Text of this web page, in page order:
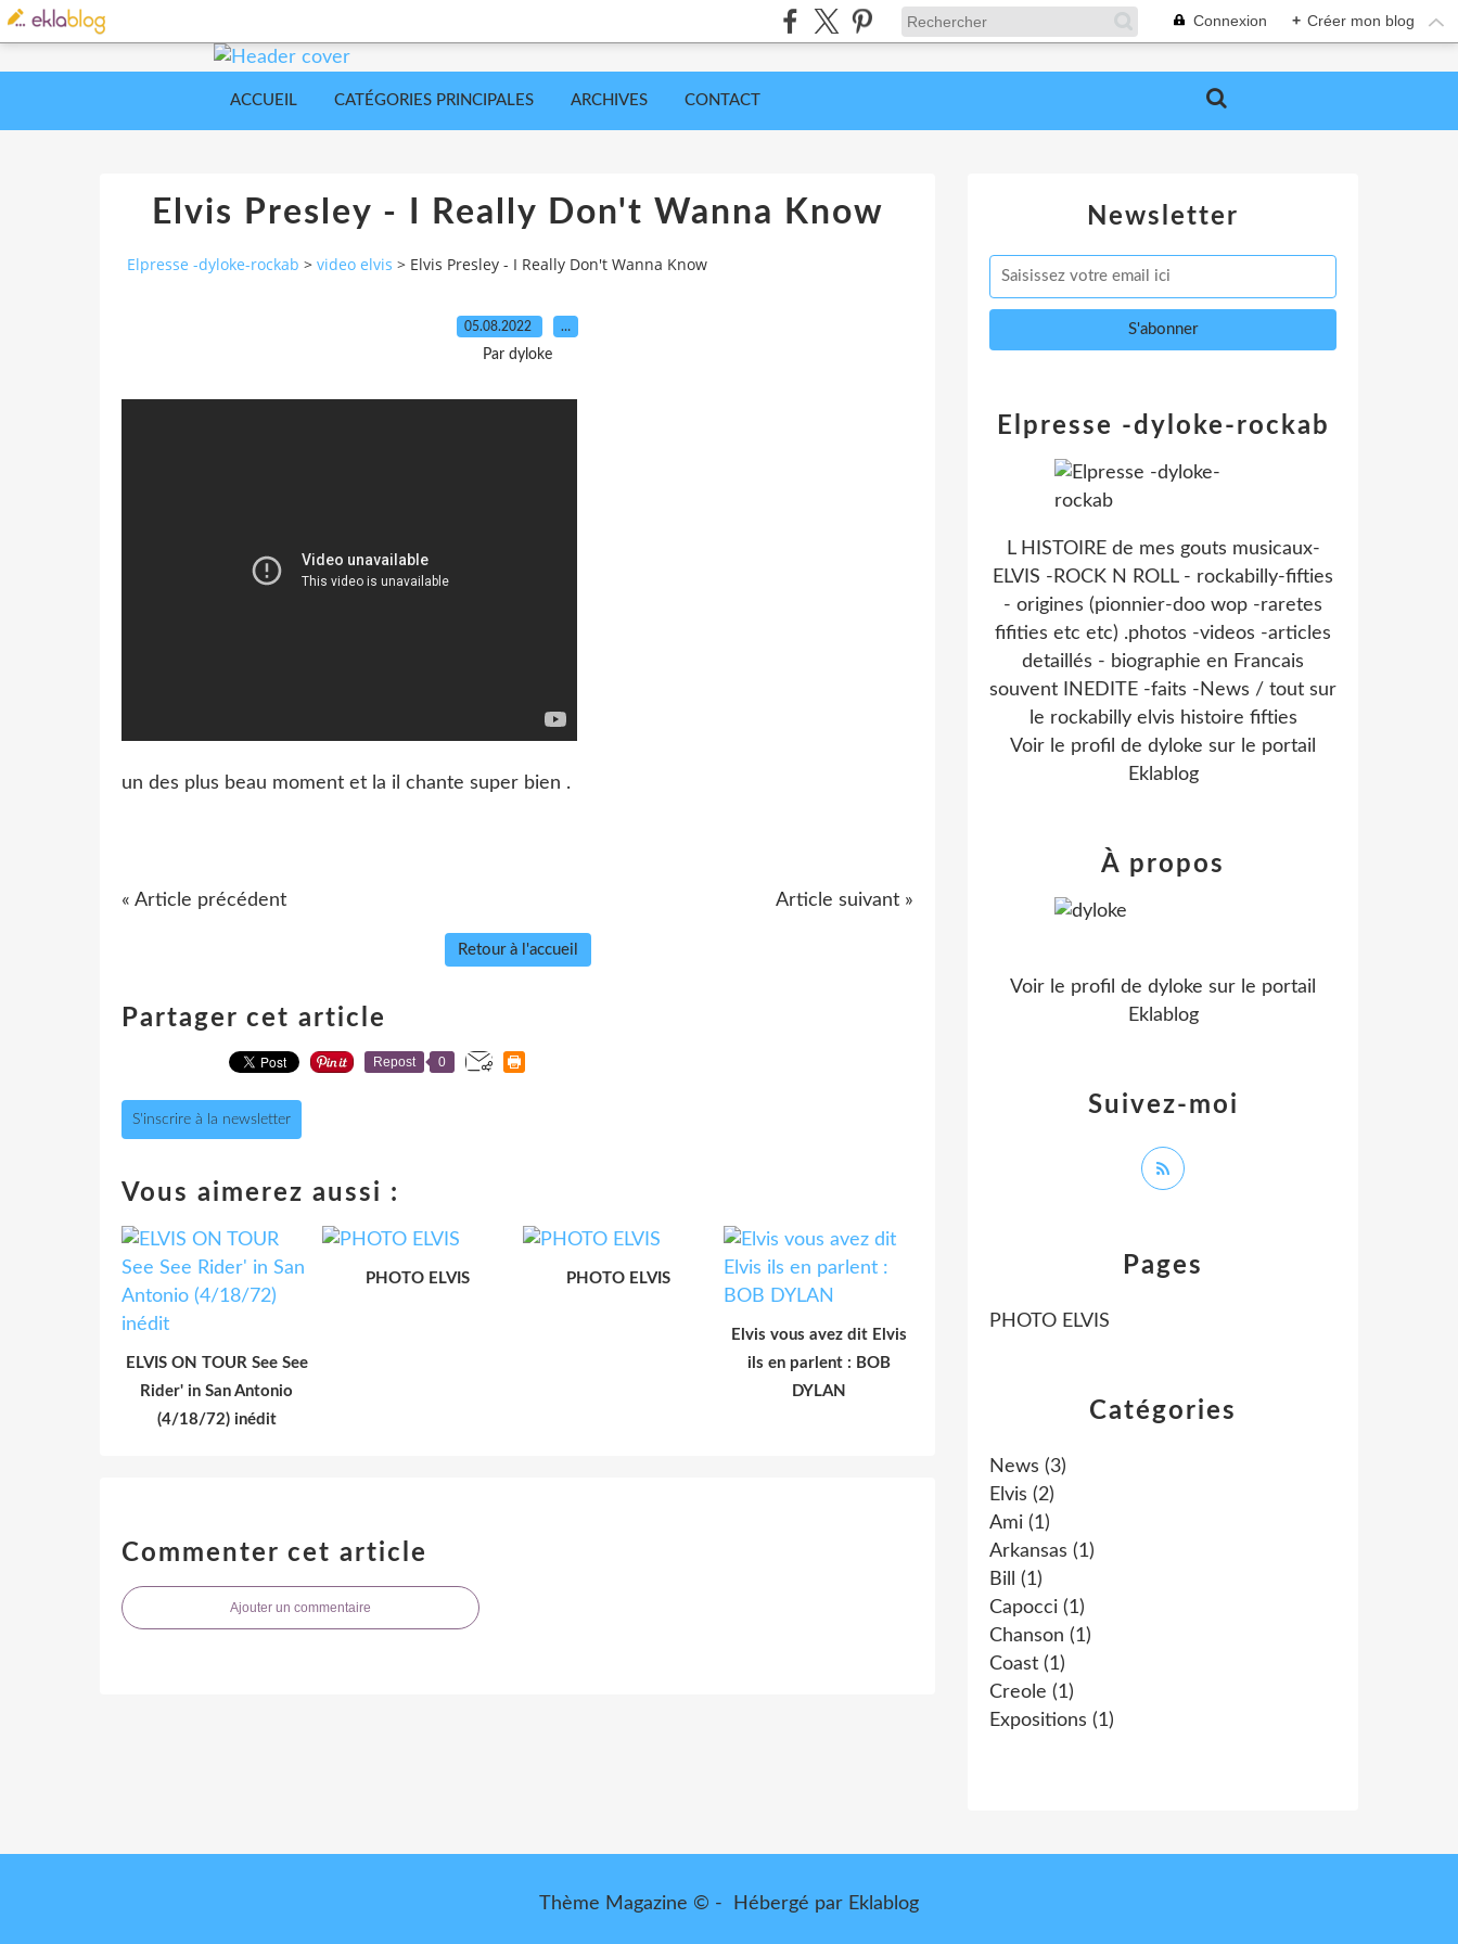
Connexion + Créer mon blog
ACCUEIL CATÉGORIES PRINCIPALES ARCHIVES CONTACT
Elvis Presley - I Really Don't Wanna Know
Elpresse -dyloke-rockab > video elvis > Elvis Presley - I Really Don't Wanna Know
05.08.2022 …
Par dyloke
un des plus beau moment et la il chante super bien .
« Article précédent Article suivant »
Retour à l'accueil
Partager cet article
Repost 0
S'inscrire à la newsletter
Vous aimerez aussi :
ELVIS ON TOUR See See
Rider' in San Antonio
(4/18/72) inédit
PHOTO ELVIS PHOTO ELVIS
Elvis vous avez dit Elvis
ils en parlent : BOB
DYLAN
Commenter cet article
Ajouter un commentaire
Newsletter
Catégories
News (3)
Elvis (2)
Ami (1)
Arkansas (1)
Bill
(1)
Capocci (1)
Chanson (1)
Coast (1)
Creole (1)
Expositions (1)
Pages
PHOTO ELVIS
Elpresse -dyloke-rockab
L HISTOIRE de mes gouts musicaux-
ELVIS -ROCK N ROLL - rockabilly-fifties
- origines (pionnier-doo wop -raretes
fifities etc etc) .photos -videos -articles
detaillés - biographie en Francais
souvent INEDITE -faits -News / tout sur
le rockabilly elvis histoire fifties
Voir le profil de dyloke sur le portail
Eklablog
Suivez-moi
À propos
Voir le profil de dyloke sur le portail
Eklablog
Thème Magazine © - Hébergé par Eklablog